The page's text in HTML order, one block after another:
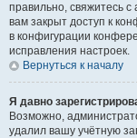
правильно, свяжитесь
вам закрыт доступ к
в конфигурации
исправления настроек.
Вернуться к началу
Я давно
Возможно,
удалил вашу учётную